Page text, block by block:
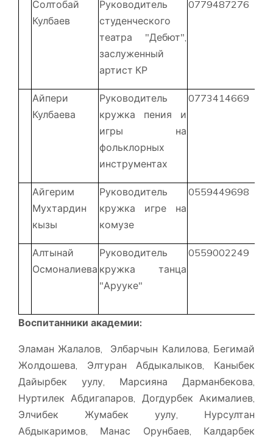
Солтобай
Кулбаев
Руководитель
студенческого
театра "Дебют",
заслуженный
артист КР
0779487276
Айпери
Кулбаева
Руководитель
кружка пения и
игры на
фольклорных
инструментах
0773414669
Айгерим
Мухтардин
кызы
Руководитель
кружка игре на
комузе
0559449698
Алтынай
Осмоналиева
Руководитель
кружка танца
"Арууке"
0559002249
Воспитанники академии:
Эламан Жалалов, Элбарчын Калилова, Бегимай
Жолдошева, Элтуран Абдыкалыков, Каныбек
Дайырбек уулу, Марсияна Дарманбекова,
Нуртилек Абдигапаров, Догдурбек Акималиев,
Элчибек Жумабек уулу, Нурсултан
Абдыкаримов, Манас Орунбаев, Калдарбек